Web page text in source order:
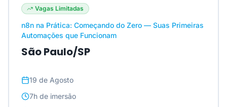
Vagas Limitadas
n8n na Prática: Começando do Zero — Suas Primeiras
Automações que Funcionam
São Paulo/SP
19 de Agosto
7h de imersão